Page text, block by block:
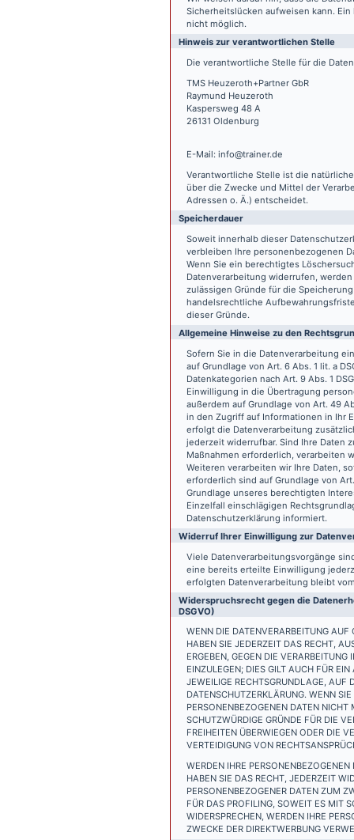
Sicherheitslücken aufweisen kann.
nicht möglich.
Hinweis zur verantwortlichen Stelle
Die verantwortliche Stelle für die
TMS Heuzeroth+Partner GbR
Raymund Heuzeroth
Kaspersweg 48 A
26131 Oldenburg
E-Mail: info@trainer.de
Verantwortliche Stelle ist die
über die Zwecke und Mittel der
Adressen o. Ä.) entscheidet.
Speicherdauer
Soweit innerhalb dieser
verbleiben Ihre personenbezogenen
Wenn Sie ein berechtigtes
Datenverarbeitung widerrufen,
zulässigen Gründe für die
handelsrechtliche
dieser Gründe.
Allgemeine Hinweise zu den
Sofern Sie in die Datenverarbeitung
auf Grundlage von Art. 6 Abs. 1 lit. a
Datenkategorien nach Art. 9 Abs. 1
Einwilligung in die Übertragung
außerdem auf Grundlage von Art. 49
in den Zugriff auf Informationen in Ihr
erfolgt die Datenverarbeitung
jederzeit widerrufbar. Sind Ihre Daten
Maßnahmen erforderlich, verarbeiten
Weiteren verarbeiten wir Ihre Daten,
erforderlich sind auf Grundlage von
Grundlage unseres berechtigten
Einzelfall einschlägigen
Datenschutzerklärung informiert.
Widerruf Ihrer Einwilligung zur
Viele Datenverarbeitungsvorgänge
eine bereits erteilte Einwilligung
erfolgten Datenverarbeitung bleibt
Widerspruchsrecht gegen die
DSGVO)
WENN DIE DATENVERARBEITUNG
HABEN SIE JEDERZEIT DAS RECHT,
ERGEBEN, GEGEN DIE
EINZULEGEN; DIES GILT AUCH FÜR
JEWEILIGE RECHTSGRUNDLAGE, AUF
DATENSCHUTZERKLÄRUNG. WENN
PERSONENBEZOGENEN DATEN
SCHUTZWÜRDIGE GRÜNDE FÜR DIE
FREIHEITEN ÜBERWIEGEN ODER DIE
VERTEIDIGUNG VON
WERDEN IHRE
HABEN SIE DAS RECHT, JEDERZEIT
PERSONENBEZOGENER DATEN ZUM
FÜR DAS PROFILING, SOWEIT ES MIT
WIDERSPRECHEN, WERDEN IHRE
ZWECKE DER DIREKTWERBUNG